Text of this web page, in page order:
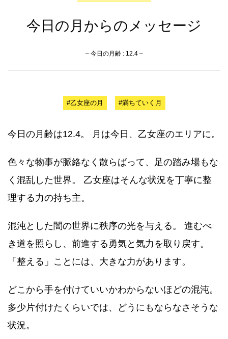
今日の月からのメッセージ
– 今日の月齢 : 12.4 –
#乙女座の月 #満ちていく月
今日の月齢は12.4。 月は今日、乙女座のエリアに。
色々な物事が脈絡なく散らばって、足の踏み場もな
く混乱した世界。 乙女座はそんな状況を丁寧に整
理する力の持ち主。
混沌とした闇の世界に秩序の光を与える。 進むべ
き道を照らし、前進する勇気と気力を取り戻す。
「整える」ことには、大きな力があります。
どこから手を付けていいかわからないほどの混沌。
多少片付けたくらいでは、どうにもならなさそうな
状況。